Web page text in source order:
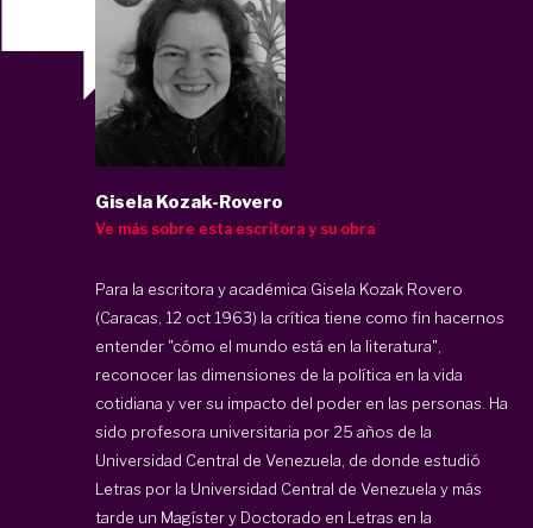
Gisela Kozak-Rovero
Ve más sobre esta escritora y su obra
Para la escritora y académica Gisela Kozak Rovero
(Caracas, 12 oct 1963) la crítica tiene como fin hacernos
entender "cómo el mundo está en la literatura",
reconocer las dimensiones de la política en la vida
cotidiana y ver su impacto del poder en las personas. Ha
sido profesora universitaria por 25 años de la
Universidad Central de Venezuela, de donde estudió
Letras por la Universidad Central de Venezuela y más
tarde un Magíster y Doctorado en Letras en la